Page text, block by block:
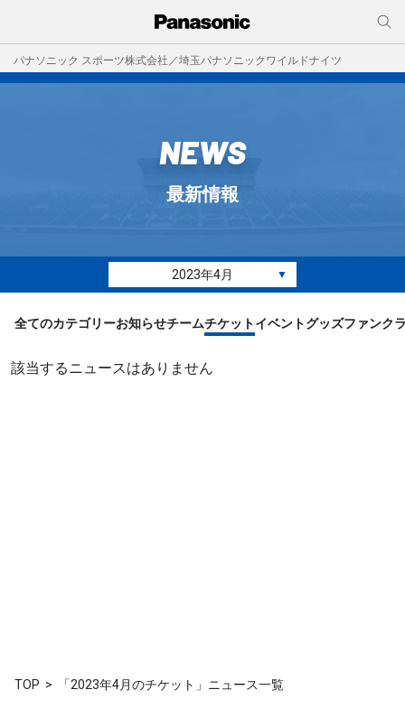
パナソニック スポーツ株式会社／埼玉パナソニックワイルドナイツ
NEWS
最新情報
2023年4月 ▼
全てのカテゴリーお知らせチームチケットイベントグッズファンク
該当するニュースはありません
TOP 「2023年4月のチケット」ニュース一覧